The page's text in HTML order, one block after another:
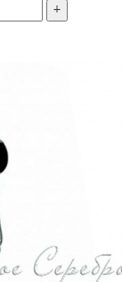
+